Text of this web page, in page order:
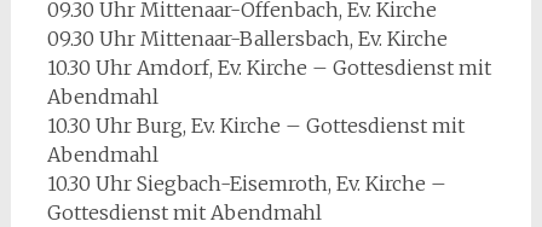
09.30 Uhr Mittenaar-Offenbach, Ev. Kirche
09.30 Uhr Mittenaar-Ballersbach, Ev. Kirche
10.30 Uhr Amdorf, Ev. Kirche – Gottesdienst mit
Abendmahl
10.30 Uhr Burg, Ev. Kirche – Gottesdienst mit
Abendmahl
10.30 Uhr Siegbach-Eisemroth, Ev. Kirche –
Gottesdienst mit Abendmahl